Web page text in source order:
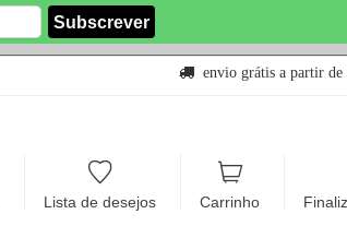
envio grátis a partir de
Lista de desejos Carrinho